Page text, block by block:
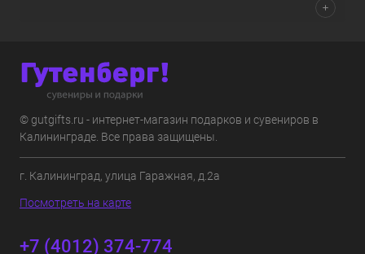
© gutgifts.ru - интернет-магазин подарков и сувениров в
Калининграде. Все права защищены.
г. Калининград, улица Гаражная, д.2а
Посмотреть на карте
+7 (4012) 374-774